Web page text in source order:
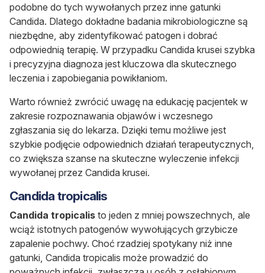
podobne do tych wywołanych przez inne gatunki
Candida. Dlatego dokładne badania mikrobiologiczne są
niezbędne, aby zidentyfikować patogen i dobrać
odpowiednią terapię. W przypadku Candida krusei szybka
i precyzyjna diagnoza jest kluczowa dla skutecznego
leczenia i zapobiegania powikłaniom.
Warto również zwrócić uwagę na edukację pacjentek w
zakresie rozpoznawania objawów i wczesnego
zgłaszania się do lekarza. Dzięki temu możliwe jest
szybkie podjęcie odpowiednich działań terapeutycznych,
co zwiększa szanse na skuteczne wyleczenie infekcji
wywołanej przez Candida krusei.
Candida tropicalis
Candida tropicalis to jeden z mniej powszechnych, ale
wciąż istotnych patogenów wywołujących grzybicze
zapalenie pochwy. Choć rzadziej spotykany niż inne
gatunki, Candida tropicalis może prowadzić do